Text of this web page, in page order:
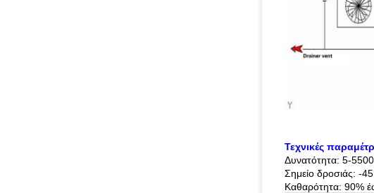
Τεχνικές
Δυνατότητα: 5-
Σημείο δροσιάς: -
Καθαρότητα: 90%